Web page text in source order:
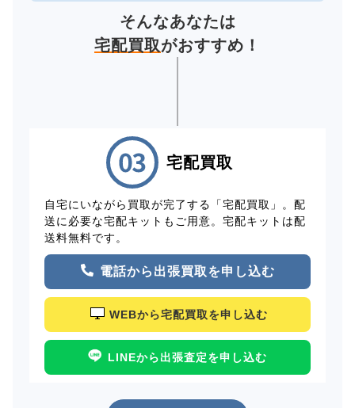
そんなあなたは
宅配買取がおすすめ！
宅配買取
自宅にいながら買取が完了する「宅配買取」。配
送に必要な宅配キットもご用意。宅配キットは配
送料無料です。
電話から出張買取を申し込む
WEBから宅配買取を申し込む
LINEから出張査定を申し込む